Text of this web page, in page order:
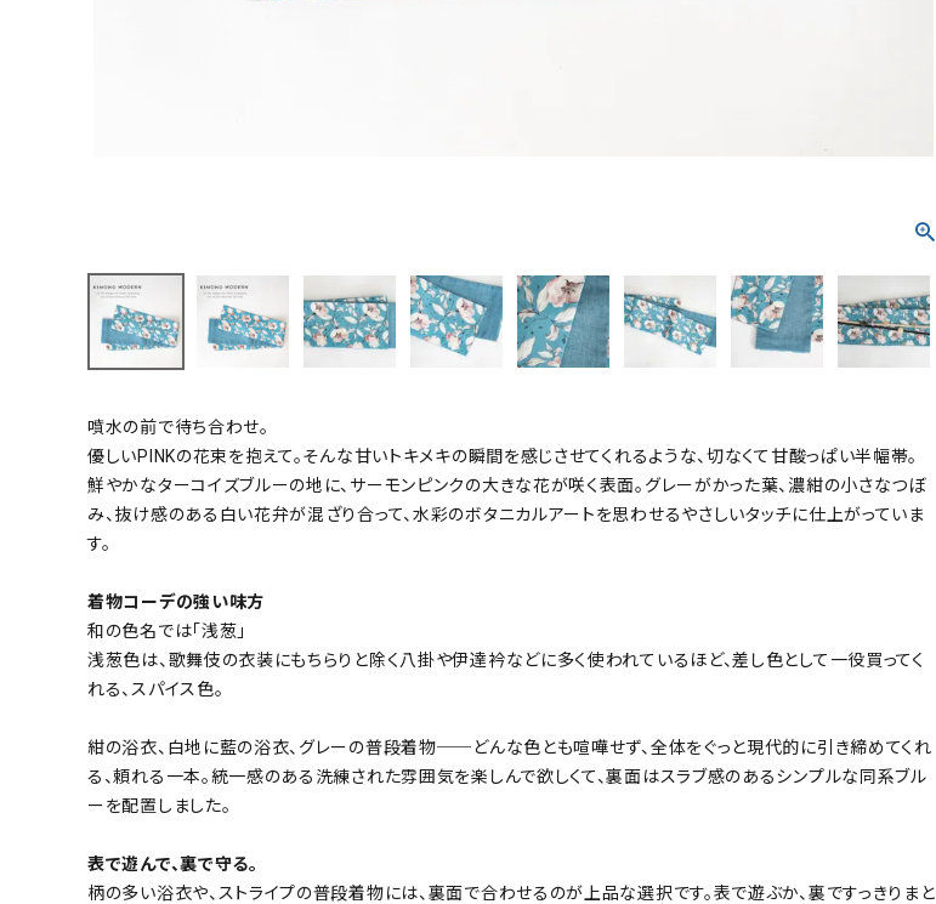
帯結び動画
キモノ読ミモノ
INFORMATION
噴水の前で待ち合わせ。
優しいPINKの花束を抱えて。そんな甘いトキメキの瞬間を感じさせてくれるような、切なくて甘酸っぱい半幅帯。
鮮やかなターコイズブルーの地に、サーモンピンクの大きな花が咲く表面。グレーがかった葉、濃紺の小さなつぼ
み、抜け感のある白い花弁が混ざり合って、水彩のボタニカルアートを思わせるやさしいタッチに仕上がっていま
す。
着物コーデの強い味方
和の色名では「浅葱」
浅葱色は、歌舞伎の衣装にもちらりと除く八掛や伊達衿などに多く使われているほど、差し色として一役買ってく
れる、スパイス色。
紺の浴衣、白地に藍の浴衣、グレーの普段着物──どんな色とも喧嘩せず、全体をぐっと現代的に引き締めてくれ
る、頼れる一本。統一感のある洗練された雰囲気を楽しんで欲しくて、裏面はスラブ感のあるシンプルな同系ブル
ーを配置しました。
表で遊んで、裏で守る。
柄の多い浴衣や、ストライプの普段着物には、裏面で合わせるのが上品な選択です。表で遊ぶか、裏ですっきりまと